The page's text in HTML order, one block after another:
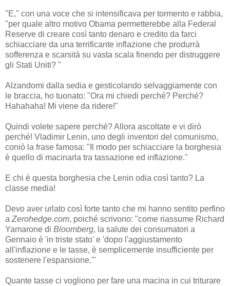
"E," con una voce che si intensificava per tormento e rabbia,
"per quale altro motivo Obama permetterebbe alla Federal
Reserve di creare così tanto denaro e credito da farci
schiacciare da una terrificante inflazione che produrrà
sofferenza e scarsità su vasta scala finendo per distruggere
gli Stati Uniti? "
Alzandomi dalla sedia e gesticolando selvaggiamente con
le braccia, ho tuonato: "Ora mi chiedi perché? Perché?
Hahahaha! Mi viene da ridere!"
Quindi volete sapere perché? Allora ascoltate e vi dirò
perché! Vladimir Lenin, uno degli inventori del comunismo,
coniò la frase famosa: "Il modo per schiacciare la borghesia
è quello di macinarla tra tassazione ed inflazione."
E chi è questa borghesia che Lenin odia così tanto? La
classe media!
Devo aver urlato così forte tanto che mi hanno sentito perfino
a Zerohedge.com, poiché scrivono: "come riassume Richard
Yamarone di Bloomberg, la salute dei consumatori a
Gennaio è 'in triste stato' e 'dopo l'aggiustamento
all'inflazione e le tasse, è semplicemente insufficiente per
sostenere l'espansione.'"
Quante tasse ci vogliono per fare una macina in cui triturare